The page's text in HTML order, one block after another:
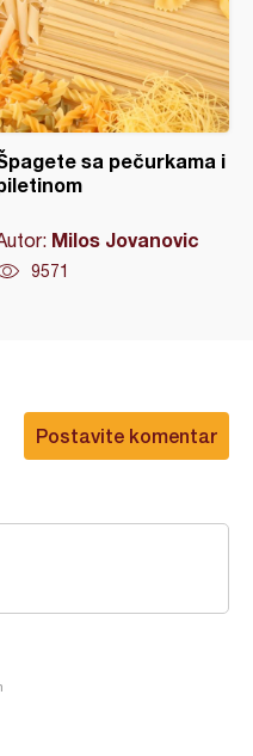
sa pečurkama i
Milos Jovanovic
9571
Postavite komentar